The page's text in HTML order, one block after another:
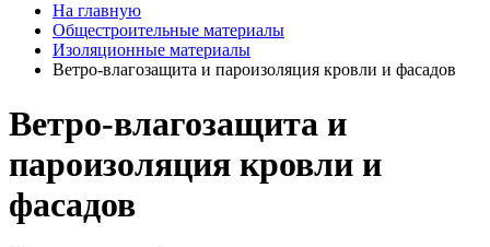
На главную
Общестроительные материалы
Изоляционные материалы
Ветро-влагозащита и пароизоляция кровли и фасадов
Ветро-влагозащита и
пароизоляция кровли и
фасадов